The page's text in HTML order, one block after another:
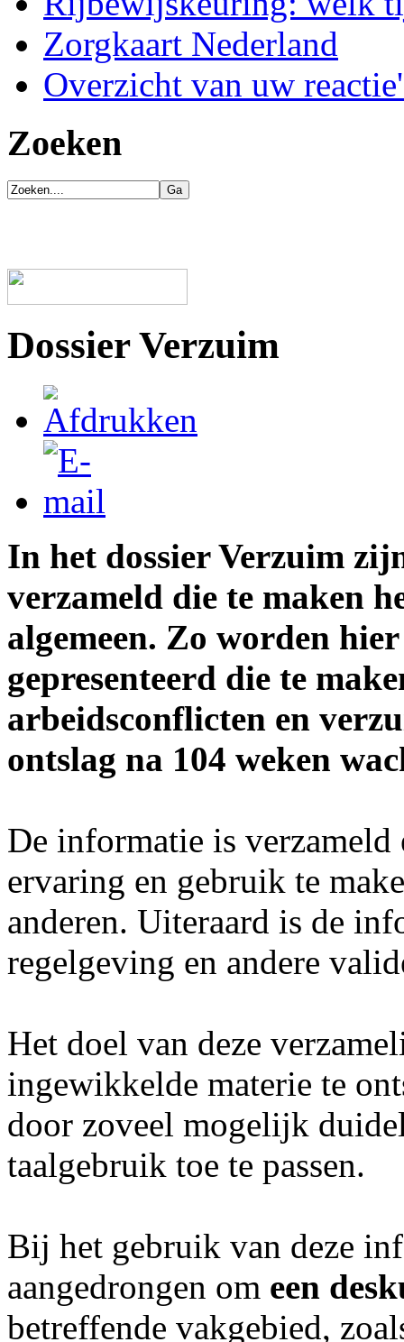
Zorgkaart Nederland
Overzicht van uw
Zoeken
Dossier Verzuim
In het dossier Verzuim
verzameld die te maken
algemeen. Zo worden
gepresenteerd die te
arbeidsconflicten en
ontslag na 104 weken
De informatie is verzameld
ervaring en gebruik te
anderen. Uiteraard is de
regelgeving en andere
Het doel van deze
ingewikkelde materie te
door zoveel mogelijk
taalgebruik toe te passen.
Bij het gebruik van deze
aangedrongen om een
betreffende vakgebied,